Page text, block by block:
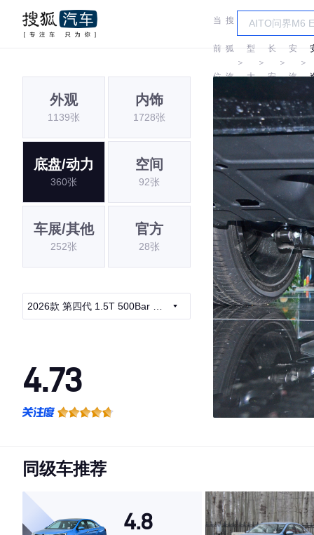
当
前
位
置:
搜
狐
汽
车
＞
车
型
大
全
＞
长
安
＞
长
安
汽
车
＞
外观
1139张
内饰
1728张
底盘/动力
360张
空间
92张
车展/其他
252张
官方
28张
2026款 第四代 1.5T 500Bar 智
4.73
·空间表现较为优秀，优于82%同级车
同级车推荐
4.8